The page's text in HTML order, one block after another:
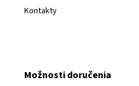
Kontakty
Možnosti doručenia